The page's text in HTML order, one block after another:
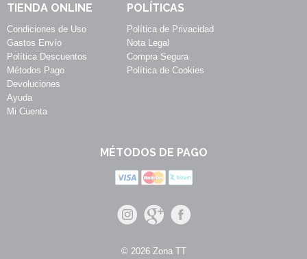
TIENDA ONLINE
Condiciones de Uso
Gastos Envío
Política Descuentos
Métodos Pago
Devoluciones
Ayuda
Mi Cuenta
POLÍTICAS
Política de Privacidad
Nota Legal
Compra Segura
Política de Cookies
MÉTODOS DE PAGO
© 2026 Zona TT